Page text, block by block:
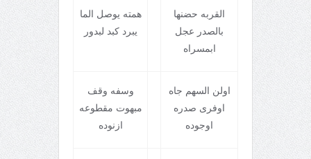
القربه حضنها
بالصدر عجل
ابمسراه
همته يوصل الما
يبرد کبد لبدور
اولن السهم جاه
اوفری صدره
اوجوده
وسفه وقف
مبهوت مقطوعه
ازنوده